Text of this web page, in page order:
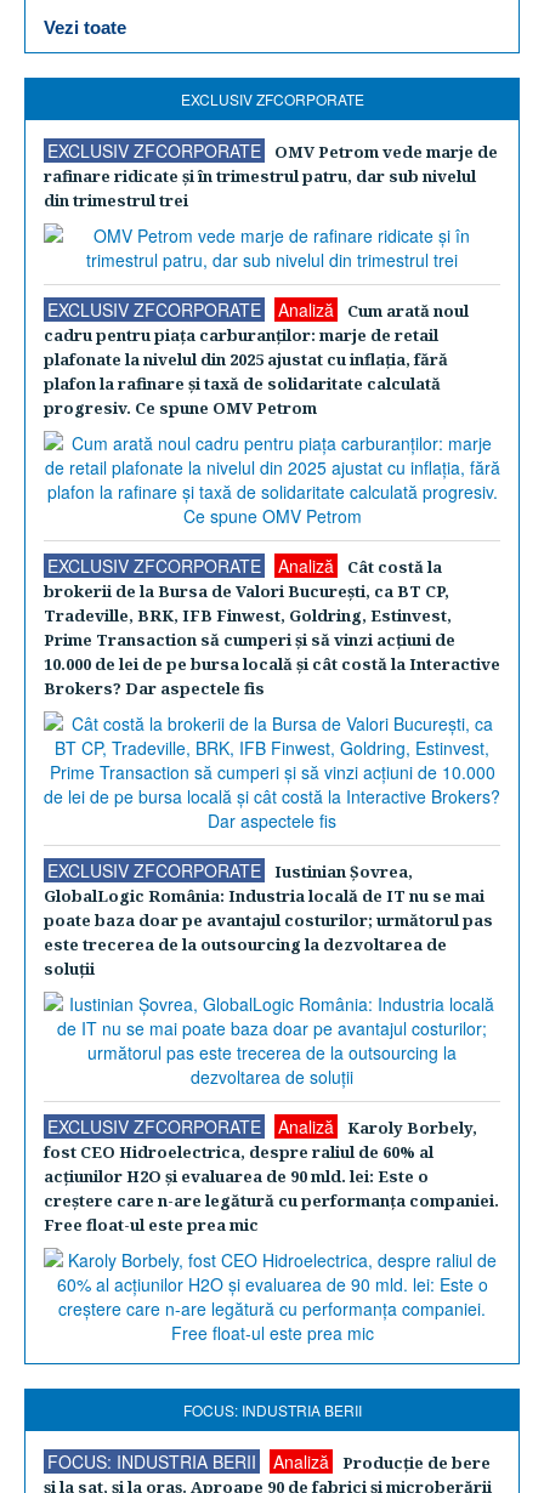
Vezi toate
EXCLUSIV ZFCORPORATE
EXCLUSIV ZFCORPORATE
OMV Petrom vede marje de
rafinare ridicate şi în trimestrul patru, dar sub nivelul
din trimestrul trei
EXCLUSIV ZFCORPORATE Analiză
Cum arată noul
cadru pentru piaţa carburanţilor: marje de retail
plafonate la nivelul din 2025 ajustat cu inflaţia, fără
plafon la rafinare şi taxă de solidaritate calculată
progresiv. Ce spune OMV Petrom
EXCLUSIV ZFCORPORATE Analiză
Cât costă la
brokerii de la Bursa de Valori Bucureşti, ca BT CP,
Tradeville, BRK, IFB Finwest, Goldring, Estinvest,
Prime Transaction să cumperi şi să vinzi acţiuni de
10.000 de lei de pe bursa locală şi cât costă la Interactive
Brokers? Dar aspectele fis
EXCLUSIV ZFCORPORATE
Iustinian Şovrea,
GlobalLogic România: Industria locală de IT nu se mai
poate baza doar pe avantajul costurilor; următorul pas
este trecerea de la outsourcing la dezvoltarea de
soluţii
EXCLUSIV ZFCORPORATE Analiză
Karoly Borbely,
fost CEO Hidroelectrica, despre raliul de 60% al
acţiunilor H2O şi evaluarea de 90 mld. lei: Este o
creştere care n-are legătură cu performanţa companiei.
Free float-ul este prea mic
FOCUS: INDUSTRIA BERII
FOCUS: INDUSTRIA BERII Analiză
Producţie de bere
şi la sat, şi la oraş. Aproape 90 de fabrici şi microberării